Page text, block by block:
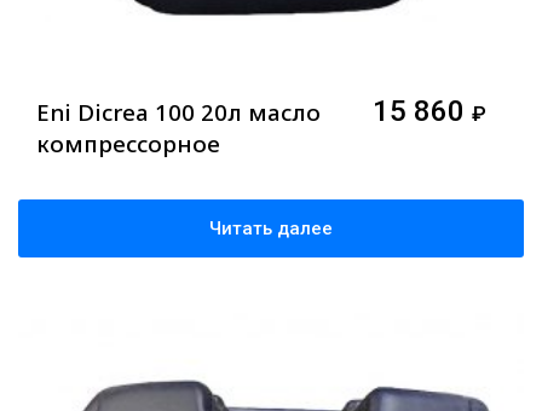
Eni Dicrea 100 20л масло
компрессорное
15 860 ₽
Читать далее